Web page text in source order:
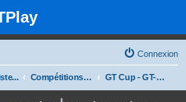
Connexion
Compétitions et rencontres Online GT Cup - GT-R's CHALLENGE